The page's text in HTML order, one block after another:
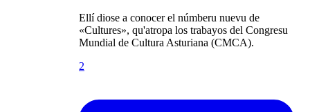
Ellí diose a conocer el númberu nuevu de
«Cultures», qu'atropa los trabayos del Congresu
Mundial de Cultura Asturiana (CMCA).
2